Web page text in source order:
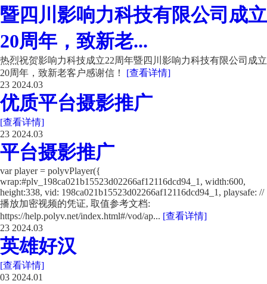
暨四川影响力科技有限公司成立
20周年，致新老...
热烈祝贺影响力科技成立22周年暨四川影响力科技有限公司成立
20周年，致新老客户感谢信！ [查看详情]
23 2024.03
优质平台摄影推广
[查看详情]
23 2024.03
平台摄影推广
var player = polyvPlayer({
wrap:#plv_198ca021b15523d02266af12116dcd94_1, width:600,
height:338, vid: 198ca021b15523d02266af12116dcd94_1, playsafe: //
播放加密视频的凭证, 取值参考文档:
https://help.polyv.net/index.html#/vod/ap... [查看详情]
23 2024.03
英雄好汉
[查看详情]
03 2024.01